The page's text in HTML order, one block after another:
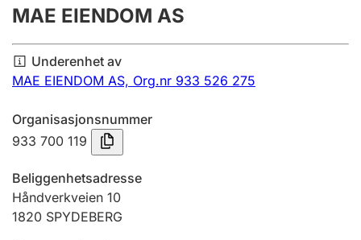
Årsregnskap
Innsending og forsinkelsesgebyr
Tinglysing
Jeger
Betaling og jegeravgiftskort
MAE EIENDOM AS
Underenhet av
MAE EIENDOM AS, Org.nr 933 526 275
Organisasjonsnummer
933 700 119
Beliggenhetsadresse
Håndverkveien 10
1820 SPYDEBERG